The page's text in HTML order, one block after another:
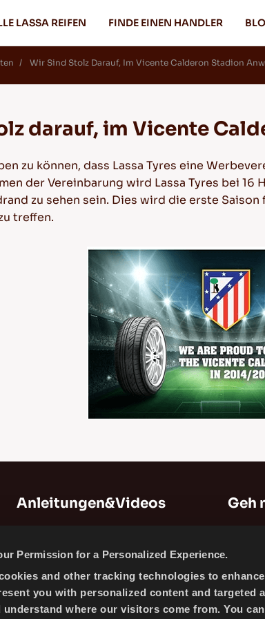
Permission for a Personalized Experience.
and other tracking technologies to
you with personalized content and targeted
where our visitors come from. You
LASSA REIFEN FINDE EINEN HANDLER
Wir Sind Stolz Darauf, Im Vicente Calderon Stadion
darauf, im Vicente
zu können, dass Lassa Tyres eine
der Vereinbarung wird Lassa Tyres bei
zu sehen sein. Dies wird die erste Saison
treffen.
Anleitungen&Videos
Videos
Geh